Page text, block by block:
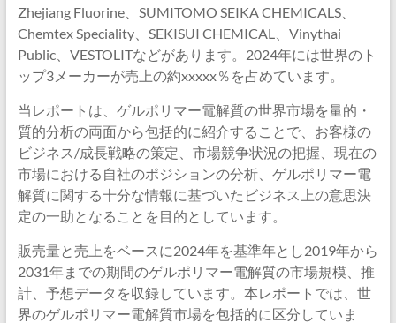
Zhejiang Fluorine、SUMITOMO SEIKA CHEMICALS、
Chemtex Speciality、SEKISUI CHEMICAL、Vinythai
Public、VESTOLITなどがあります。2024年には世界のト
ップ3メーカーが売上の約xxxxx％を占めています。
当レポートは、ゲルポリマー電解質の世界市場を量的・
質的分析の両面から包括的に紹介することで、お客様の
ビジネス/成長戦略の策定、市場競争状況の把握、現在の
市場における自社のポジションの分析、ゲルポリマー電
解質に関する十分な情報に基づいたビジネス上の意思決
定の一助となることを目的としています。
販売量と売上をベースに2024年を基準年とし2019年から
2031年までの期間のゲルポリマー電解質の市場規模、推
計、予想データを収録しています。本レポートでは、世
界のゲルポリマー電解質市場を包括的に区分していま